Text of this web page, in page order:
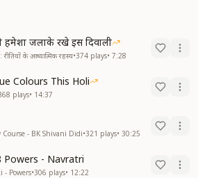
हमेशा जलाके रखे इस दिवाली
के आध्यात्मिक रहस्य•374 plays• 7:28
Colours This Holi
plays• 14:37
Course - BK Shivani Didi•321 plays• 30:25
Powers - Navratri
- Powers•306 plays• 12:22